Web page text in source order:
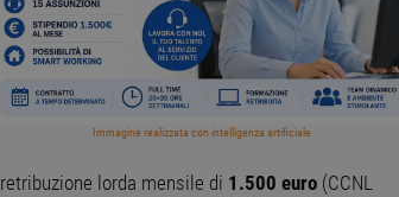
Immagine realizzata con intelligenza artificiale
lorda mensile di 1.500 euro (CCNL